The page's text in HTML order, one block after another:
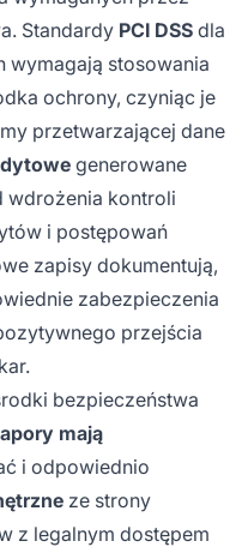
Standardy PCI DSS dla
wymagają stosowania
ochrony, czyniąc je
przetwarzającej dane
generowane
wdrożenia kontroli
i postępowań
zapisy dokumentują,
zabezpieczenia
przejścia
bezpieczeństwa
mają
i odpowiednio
ze strony
z legalnym dostępem